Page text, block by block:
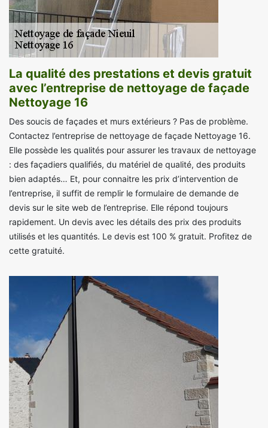
La qualité des prestations et devis gratuit
avec l’entreprise de nettoyage de façade
Nettoyage 16
Des soucis de façades et murs extérieurs ? Pas de problème.
Contactez l’entreprise de nettoyage de façade Nettoyage 16.
Elle possède les qualités pour assurer les travaux de nettoyage
: des façadiers qualifiés, du matériel de qualité, des produits
bien adaptés… Et, pour connaitre les prix d’intervention de
l’entreprise, il suffit de remplir le formulaire de demande de
devis sur le site web de l’entreprise. Elle répond toujours
rapidement. Un devis avec les détails des prix des produits
utilisés et les quantités. Le devis est 100 % gratuit. Profitez de
cette gratuité.